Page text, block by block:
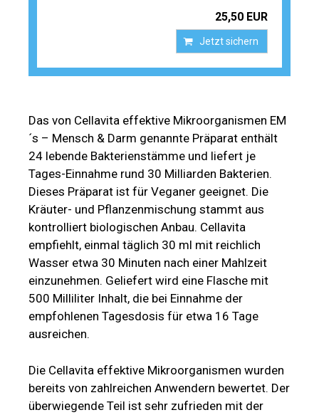
25,50 EUR
Jetzt sichern
Das von Cellavita effektive Mikroorganismen EM
´s – Mensch & Darm genannte Präparat enthält
24 lebende Bakterienstämme und liefert je
Tages-Einnahme rund 30 Milliarden Bakterien.
Dieses Präparat ist für Veganer geeignet. Die
Kräuter- und Pflanzenmischung stammt aus
kontrolliert biologischen Anbau. Cellavita
empfiehlt, einmal täglich 30 ml mit reichlich
Wasser etwa 30 Minuten nach einer Mahlzeit
einzunehmen. Geliefert wird eine Flasche mit
500 Milliliter Inhalt, die bei Einnahme der
empfohlenen Tagesdosis für etwa 16 Tage
ausreichen.
Die Cellavita effektive Mikroorganismen wurden
bereits von zahlreichen Anwendern bewertet. Der
überwiegende Teil ist sehr zufrieden mit der